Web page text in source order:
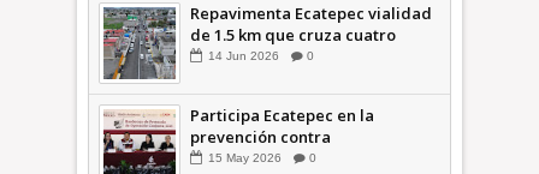
Repavimenta Ecatepec vialidad
de 1.5 km que cruza cuatro
comunidades +Video
14 Jun 2026 0
Participa Ecatepec en la
prevención contra
inundaciones en el Valle de
15 May 2026 0